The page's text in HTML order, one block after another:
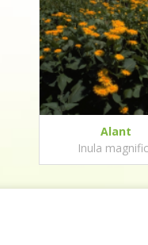
Alant
Inula